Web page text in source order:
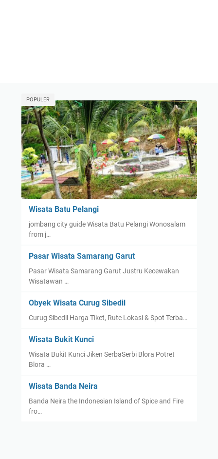
POPULER
Wisata Batu Pelangi
jombang city guide Wisata Batu Pelangi Wonosalam
from j…
Pasar Wisata Samarang Garut
Pasar Wisata Samarang Garut Justru Kecewakan
Wisatawan …
Obyek Wisata Curug Sibedil
Curug Sibedil Harga Tiket, Rute Lokasi & Spot Terba…
Wisata Bukit Kunci
Wisata Bukit Kunci Jiken SerbaSerbi Blora Potret
Blora …
Wisata Banda Neira
Banda Neira the Indonesian Island of Spice and Fire
fro…